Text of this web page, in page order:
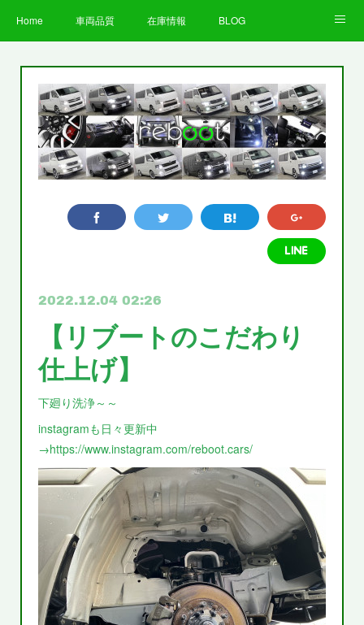
Home 車両品質 在庫情報 BLOG
お客様の声 STAFF 企業情報
プライバシーポリシー
2022.12.04 02:26
【リブートのこだわり
仕上げ】
下廻り洗浄～～
instagramも日々更新中
→https://www.instagram.com/reboot.cars/